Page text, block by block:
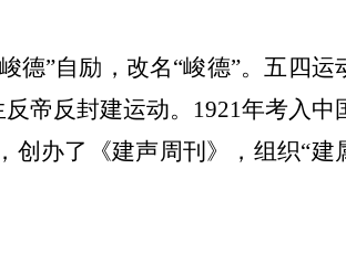
德”自励，改名“峻德”。五四运
帝反封建运动。 1921年考入中
创办了《建声周刊》，组织“建